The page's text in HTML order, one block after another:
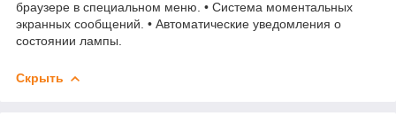
браузере в специальном меню. • Система моментальных
экранных сообщений. • Автоматические уведомления о
состоянии лампы.
Скрыть